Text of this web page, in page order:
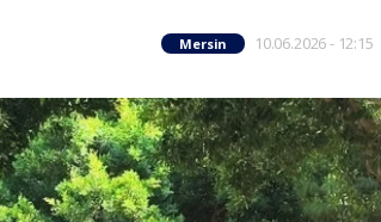
Mersin 10.06.2026 - 12:15